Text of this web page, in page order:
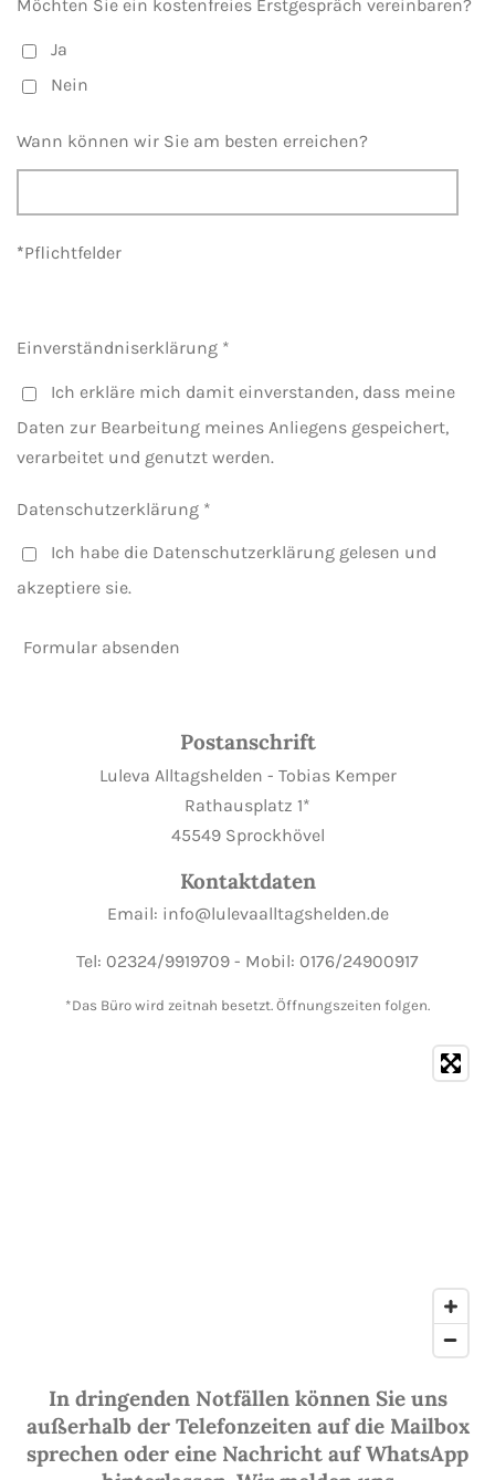
Möchten Sie ein kostenfreies Erstgespräch vereinbaren?
Ja
Nein
Wann können wir Sie am besten erreichen?
*Pflichtfelder
Einverständniserklärung *
Ich erkläre mich damit einverstanden, dass meine
Daten zur Bearbeitung meines Anliegens gespeichert,
verarbeitet und genutzt werden.
Datenschutzerklärung *
Ich habe die Datenschutzerklärung gelesen und
akzeptiere sie.
Formular absenden
Postanschrift
Luleva Alltagshelden - Tobias Kemper
Rathausplatz 1*
45549 Sprockhövel
Kontaktdaten
Email: info@lulevaalltagshelden.de
Tel: 02324/9919709 - Mobil: 0176/24900917
*Das Büro wird zeitnah besetzt. Öffnungszeiten folgen.
In dringenden Notfällen können Sie uns
außerhalb der Telefonzeiten auf die Mailbox
sprechen oder eine Nachricht auf WhatsApp